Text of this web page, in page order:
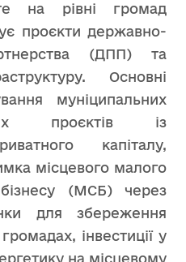
на рівні громад
проєкти державно-
(ДПП) та
Основні
муніципальних
проєктів із
капіталу,
місцевого малого
(МСБ) через
для збереження
інвестиції у
на місцевому